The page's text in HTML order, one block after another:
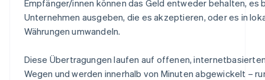
Empfänger/innen können das Geld entweder behalten, es
Unternehmen ausgeben, die es akzeptieren, oder es in
Währungen umwandeln.
Diese Übertragungen laufen auf offenen,
Wegen und werden innerhalb von Minuten abgewickelt –